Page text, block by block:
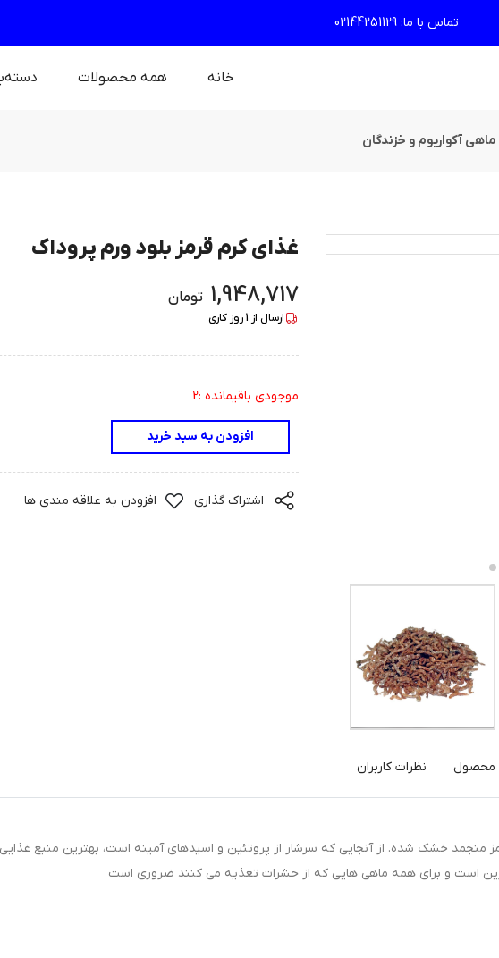
تماس با ما:
02144251129
خانه همه محصولات
آکواریوم و خزندگان
غذای کرم قرمز بلود ورم پروداک
1,948,717 تومان
ارسال از 1روز کاری
موجودی باقیمانده :2
افزودن به سبد خرید
اشتراک گذاری افزودن به علاقه مندی ها
محصول نظرات کاربران
کرم پشه قرمز منجمد خشک شده. از آنجایی که سرشار از پروتئین و اسیدهای آمینه است، بهترین منبع
است و برای همه ماهی هایی که از حشرات تغذیه می کنند ضروری است